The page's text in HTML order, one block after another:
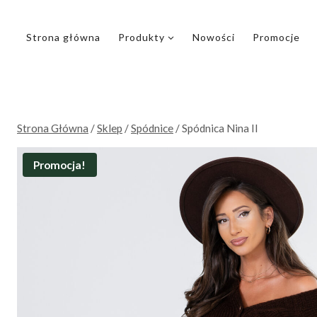
Strona główna Produkty Nowości Promocje
Strona Główna /Sklep /Spódnice /Spódnica Nina II
Promocja!